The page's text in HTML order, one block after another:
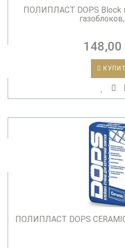
ПОЛИПЛАСТ DOPS Block
148,00
ПОЛИПЛАСТ DOPS